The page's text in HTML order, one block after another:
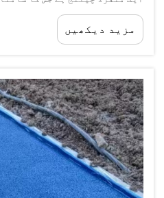
ٹھیکیدار اور عمارت کے مالکان
کی حرارتی کارکردگی حاصل کرنا
مزید دیکھیں